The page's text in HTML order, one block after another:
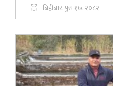
बिहीबार, पुस १७, २०८२